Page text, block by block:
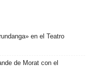
en el Teatro
de Morat con el